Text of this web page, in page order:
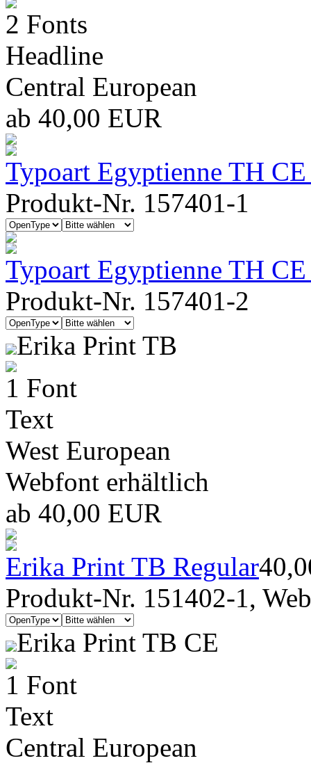
2 Fonts
Headline
Central European
ab 40,00 EUR
Typoart Egyptienne TH
Produkt-Nr. 157401-1
Typoart Egyptienne TH
Produkt-Nr. 157401-2
Erika Print TB
1 Font
Text
West European
Webfont erhältlich
ab 40,00 EUR
Erika Print TB Regular
Produkt-Nr. 151402-1,
Erika Print TB CE
1 Font
Text
Central European